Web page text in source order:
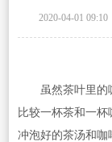
2020-04-01 09:10
虽然茶叶里的咖
比较一杯茶和一
冲泡好的茶汤和咖